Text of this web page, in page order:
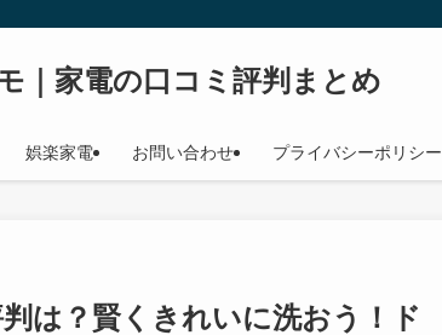
｜家電の口コミ評判まとめ
娯楽家電 お問い合わせ プライバシーポリシー
は？賢くきれいに洗おう！ド